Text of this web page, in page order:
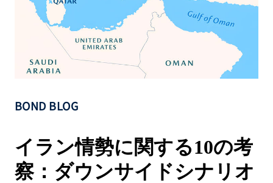
BOND BLOG
イラン情勢に関する10の考
察：ダウンサイドシナリオ